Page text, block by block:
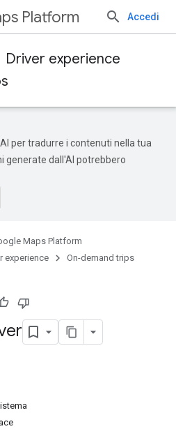
Platform Accedi
Driver experience
per tradurre i contenuti nella tua
generate dall'AI potrebbero
Maps Platform
experience
On-demand trips